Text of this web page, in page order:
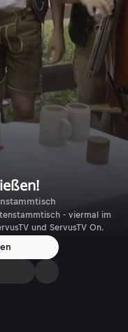
- viermal im
und ServusTV On.